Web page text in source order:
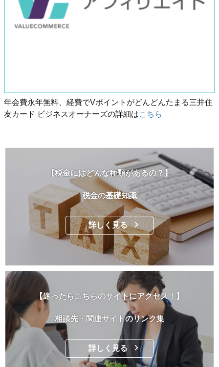
年会費永年無料、経費でVポイントがどんどんたまる三井住
友カード ビジネスオーナーズの詳細はこちら
【税金にはどんな種類があるの？】
税金の基礎知識
詳しく見る
【迷ったらこちらのサイトにアクセス！】
相談先・関連サイトのリンク集
詳しく見る